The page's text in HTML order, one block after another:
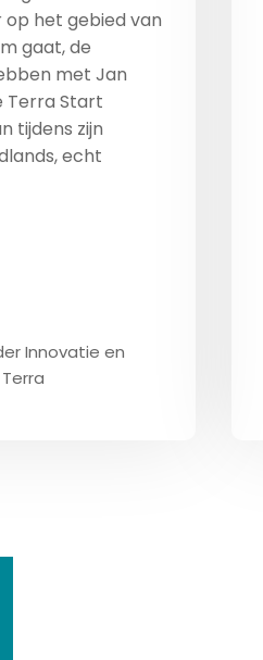
het gebied van
gaat, de
met Jan
Terra Start
tijdens zijn
echt
Innovatie en